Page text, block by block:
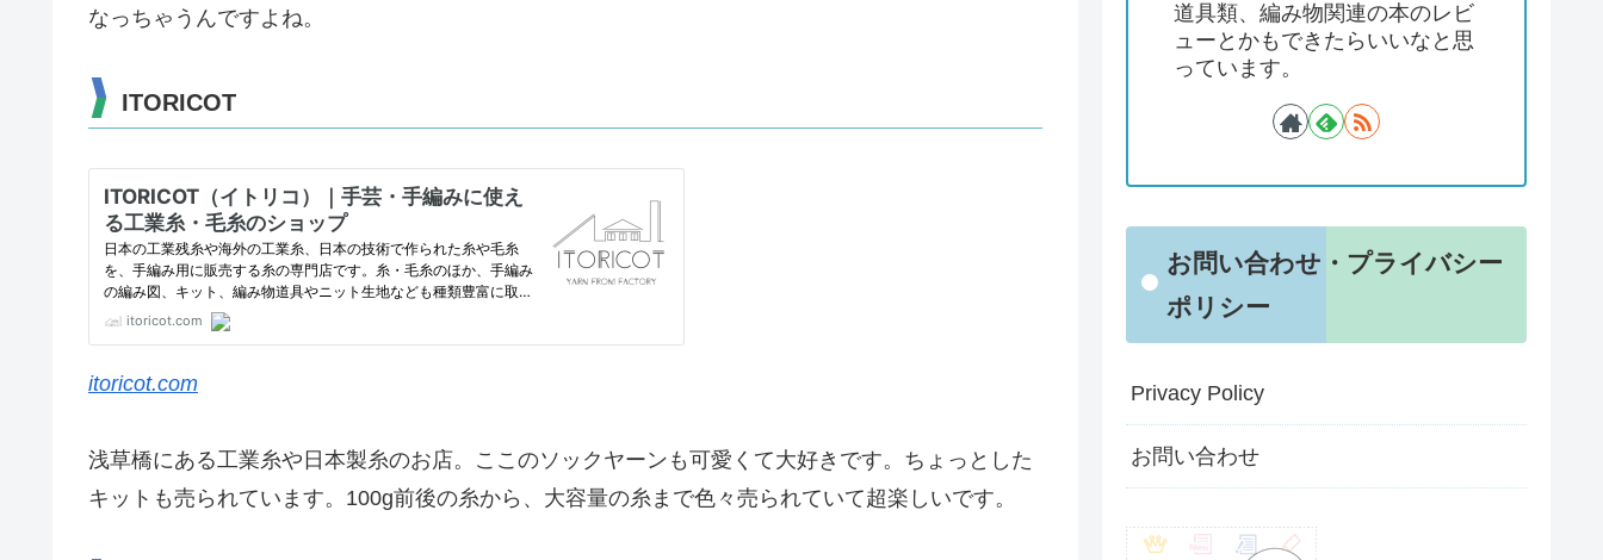
なっちゃうんですよね。
ITORICOT
itoricot.com
浅草橋にある工業糸や日本製糸のお店。ここのソックヤーンも可愛くて大好きです。ちょっとした
キットも売られています。100g前後の糸から、大容量の糸まで色々売られていて超楽しいです。
道具類、編み物関連の本のレビ
ューとかもできたらいいなと思
っています。
お問い合わせ・プライバシー
ポリシー
Privacy Policy
お問い合わせ